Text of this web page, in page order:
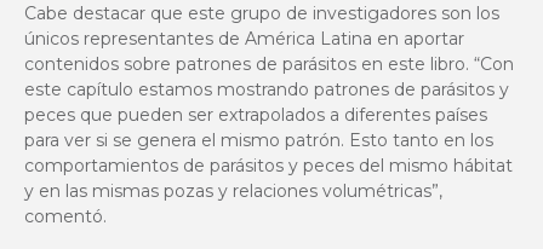
Cabe destacar que este grupo de investigadores son los
únicos representantes de América Latina en aportar
contenidos sobre patrones de parásitos en este libro. “Con
este capítulo estamos mostrando patrones de parásitos y
peces que pueden ser extrapolados a diferentes países
para ver si se genera el mismo patrón. Esto tanto en los
comportamientos de parásitos y peces del mismo hábitat
y en las mismas pozas y relaciones volumétricas”,
comentó.